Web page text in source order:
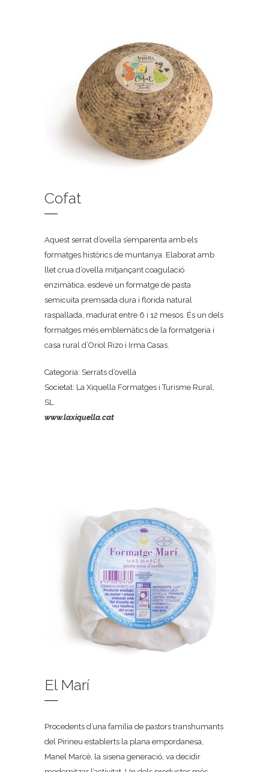
Cofat
Aquest serrat d’ovella s’emparenta amb els
formatges històrics de muntanya. Elaborat amb
llet crua d’ovella mitjançant coagulació
enzimàtica, esdevé un formatge de pasta
semicuita premsada dura i florida natural
raspallada, madurat entre 6 i 12 mesos. És un dels
formatges més emblemàtics de la formatgeria i
casa rural d’Oriol Rizo i Irma Casas.
Categoria: Serrats d’ovella
Societat: La Xiquella Formatges i Turisme Rural,
SL
www.laxiquella.cat
El Marí
Procedents d’una família de pastors transhumants
del Pirineu establerts la plana empordanesa,
Manel Marcè, la sisena generació, va decidir